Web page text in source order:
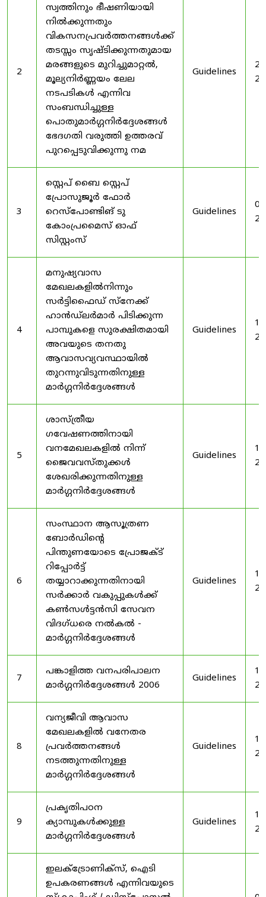
2
സ്വത്തിനും ഭീഷണിയായി
നിൽക്കുന്നതും
വികസനപ്രവർത്തനങ്ങൾക്ക്
തടസ്സം സൃഷ്ടിക്കുന്നതുമായ
മരങ്ങളുടെ മുറിച്ചുമാറ്റൽ,
മൂല്യനിർണ്ണയം ലേല
നടപടികൾ എന്നിവ
സംബന്ധിച്ചുള്ള
പൊതുമാർഗ്ഗനിർദ്ദേശങ്ങൾ
ഭേദഗതി വരുത്തി ഉത്തരവ്
പുറപ്പെടുവിക്കുന്നു നമ
Guidelines
3
സ്റ്റെപ് ബൈ സ്റ്റെപ്
പ്രോസുജൂർ ഫോർ
റെസ്‌പോണ്ടിങ് ടു
കോംപ്രമൈസ് ഓഫ്
സിസ്റ്റംസ്
Guidelines
4
മനുഷ്യവാസ
മേഖലകളിൽനിന്നും
സർട്ടിഫൈഡ് സ്നേക്ക്
ഹാൻഡ്‌ലർമാർ പിടിക്കുന്ന
പാമ്പുകളെ സുരക്ഷിതമായി
അവയുടെ തനതു
ആവാസവ്യവസ്ഥായിൽ
തുറന്നുവിടുന്നതിനുള്ള
മാർഗ്ഗനിർദ്ദേശങ്ങൾ
Guidelines
5
ശാസ്ത്രീയ
ഗവേഷണത്തിനായി
വനമേഖലകളിൽ നിന്ന്
ജൈവവസ്തുക്കൾ
ശേഖരിക്കുന്നതിനുള്ള
മാർഗ്ഗനിർദ്ദേശങ്ങൾ
Guidelines
6
സംസ്ഥാന ആസൂത്രണ
ബോർഡിൻ്റെ
പിന്തുണയോടെ പ്രോജക്ട്
റിപ്പോർട്ട്
തയ്യാറാക്കുന്നതിനായി
സർക്കാർ വകുപ്പുകൾക്ക്
കൺസൾട്ടൻസി സേവന
വിദഗ്ധരെ നൽകൽ -
മാർഗ്ഗനിർദ്ദേശങ്ങൾ
Guidelines
7
പങ്കാളിത്ത വനപരിപാലന
മാർഗ്ഗനിർദ്ദേശങ്ങൾ 2006
Guidelines
8
വന്യജീവി ആവാസ
മേഖലകളിൽ വനേതര
പ്രവർത്തനങ്ങൾ
നടത്തുന്നതിനുള്ള
മാർഗ്ഗനിർദ്ദേശങ്ങൾ
Guidelines
9
പ്രകൃതിപഠന
ക്യാമ്പുകൾക്കുള്ള
മാർഗ്ഗനിർദ്ദേശങ്ങൾ
Guidelines
ഇലക്‌ട്രോണിക്‌സ്, ഐടി
ഉപകരണങ്ങൾ എന്നിവയുടെ